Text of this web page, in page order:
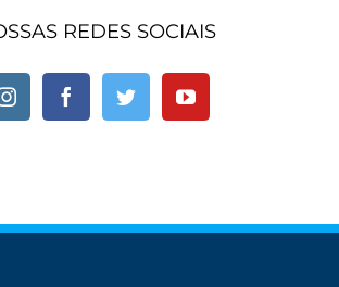
REDES SOCIAIS